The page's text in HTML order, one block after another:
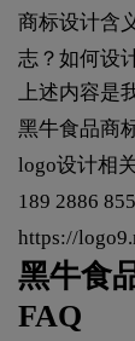
商标设计含
志？如何设
上述内容是
黑牛食品商
logo设计相
189 2886
https://
黑牛食
FAQ